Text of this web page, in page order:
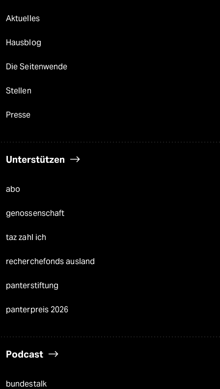
Aktuelles
Hausblog
Die Seitenwende
Stellen
Presse
Unterstützen
abo
genossenschaft
taz zahl ich
recherchefonds ausland
panterstiftung
panterpreis 2026
Podcast
bundestalk